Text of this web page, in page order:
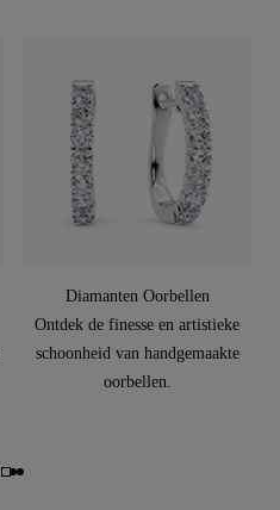
Diamanten Oorbellen
Ontdek de finesse en artistieke
schoonheid van handgemaakte
oorbellen.